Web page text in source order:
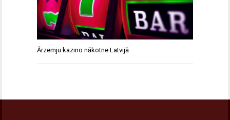
Ārzemju kazino nākotne Latvijā